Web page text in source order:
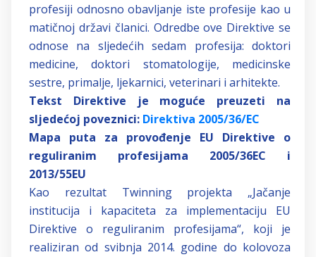
profesiji odnosno obavljanje iste profesije kao u
matičnoj državi članici. Odredbe ove Direktive se
odnose na sljedećih sedam profesija: doktori
medicine, doktori stomatologije, medicinske
sestre, primalje, ljekarnici, veterinari i arhitekte.
Tekst Direktive je moguće preuzeti na
sljedećoj poveznici: Direktiva 2005/36/EC
Mapa puta za provođenje EU Direktive o
reguliranim profesijama 2005/36EC i
2013/55EU
Kao rezultat Twinning projekta „Jačanje
institucija i kapaciteta za implementaciju EU
Direktive o reguliranim profesijama“, koji je
realiziran od svibnja 2014. godine do kolovoza